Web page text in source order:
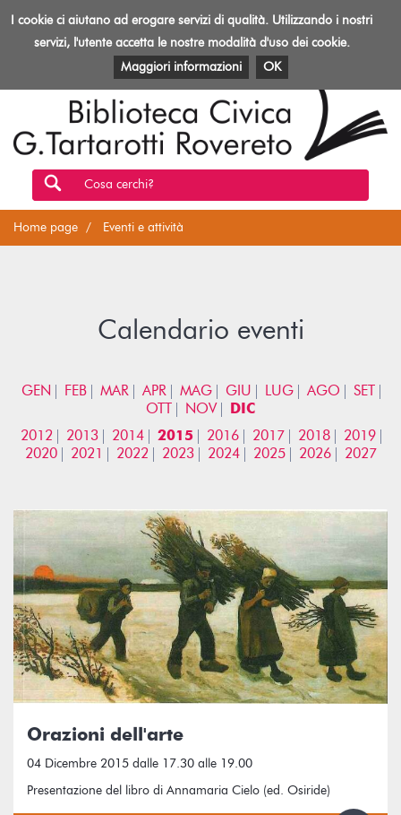
Toggle
Biblioteca
Rovereto
EVENTI E ATTIVITÀ PATRIMONIO E RISORSE
Cosa cerchi?
Home page Eventi e attività
Calendario eventi
GEN FEB MAR APR MAG GIU LUG AGO
SET
OTT
NOV
DIC
2012
2013 2014 2015 2016 2017 2018
2019
2020
2021 2022 2023 2024 2025 2026 2027
Orazioni dell'arte
04 Dicembre 2015 dalle 17.30 alle 19.00
Presentazione del libro di Annamaria Cielo (ed. Osiride)
I cookie ci aiutano ad erogare servizi di qualità. Utilizzando i nostri
servizi, l'utente accetta le nostre modalità d'uso dei cookie.
Maggiori informazioni
OK